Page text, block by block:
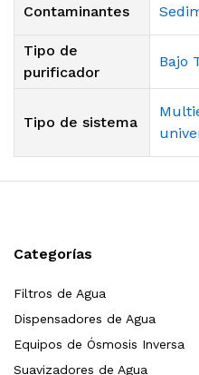
Contaminantes
Tipo de
purificador
Bajo
Tipo de sistema
Categorías
Filtros de Agua
Dispensadores de Agua
Equipos de Ósmosis Inversa
Suavizadores de Agua